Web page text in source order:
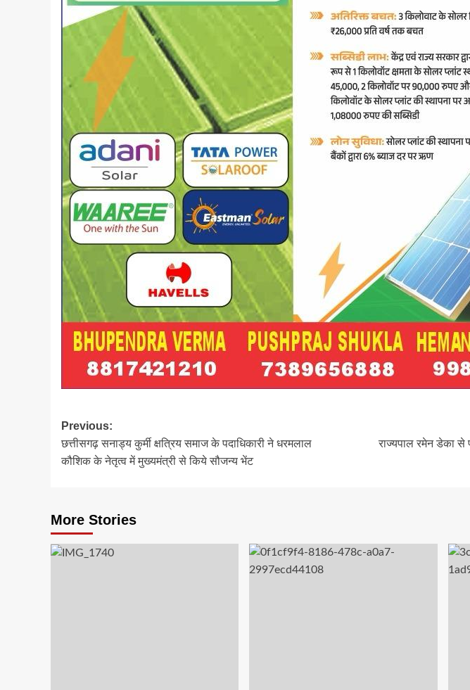
Post
navigation
Previous:
छत्तीसगढ़ सनाड्य कुर्मी क्षत्रिय समाज के पदाधिकारी ने धरमलाल
कौशिक के नेतृत्व में मुख्यमंत्री से किये सौजन्य भेंट
राज्यपाल रमेन डेका से
More Stories